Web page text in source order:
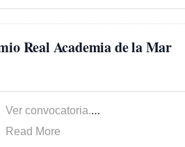
Real Academia de la Mar
Ver convocatoria.…
Read More